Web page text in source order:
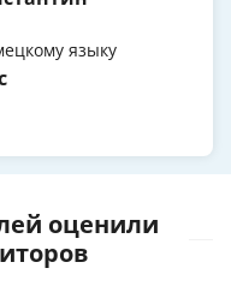
языку
оценили